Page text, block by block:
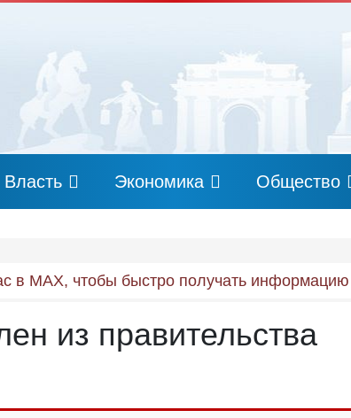
Власть Экономика Общество
в MAX, чтобы быстро получать информацию
из правительства